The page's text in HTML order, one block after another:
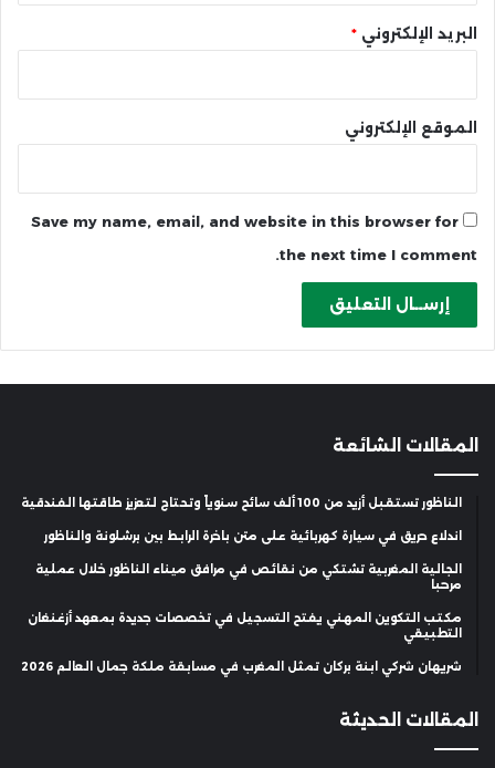
البريد الإلكتروني *
الموقع الإلكتروني
Save my name, email, and website in this browser for
the next time I comment.
المقالات الشائعة
الناظور تستقبل أزيد من 100 ألف سائح سنوياً وتحتاج لتعزيز طاقتها الفندقية
اندلاع حريق في سيارة كهربائية على متن باخرة الرابط بين برشلونة والناظور
الجالية المغربية تشتكي من نقائص في مرافق ميناء الناظور خلال عملية
مرحبا
مكتب التكوين المهني يفتح التسجيل في تخصصات جديدة بمعهد أزغنغان
التطبيقي
شريهان شركي ابنة بركان تمثل المغرب في مسابقة ملكة جمال العالم 2026
المقالات الحديثة